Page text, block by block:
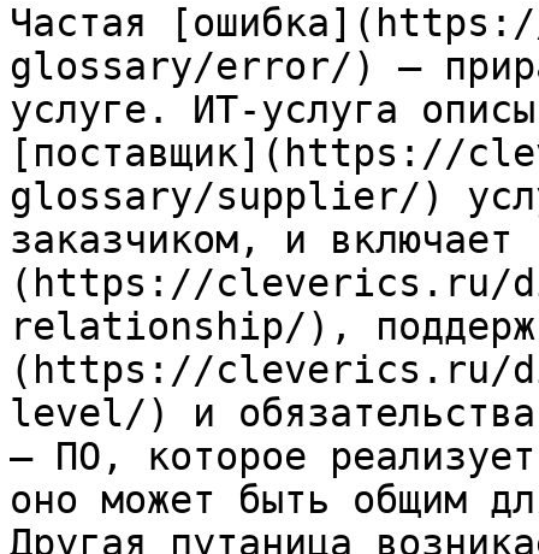
Частая
glossary/error/) —
услуге. ИТ-услуга
[поставщик](https://
glossary/supplier/)
заказчиком, и
(https://cleverics.ru/
relationship/),
(https://cleverics.ru/
level/) и
— ПО, которое
оно может быть общим
Другая путаница